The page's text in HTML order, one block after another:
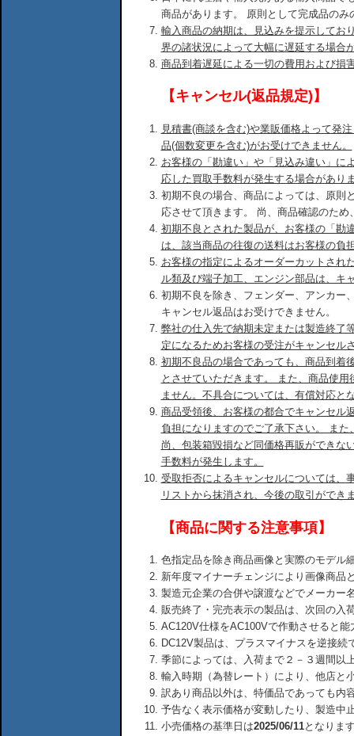
商品があります。 原則として完成品のみ
輸入商品の納期は、見込みを提示してお
界の諸状況によって大幅に遅延する場合
商品到着遅延による一切の費用および損
【キャンセル(返品規定)】
見積書(商談を含む)や業販価格よって発
品(個数変更を含む)がお受けできません。
お客様の「勘違い」や「見込み違い」に
応した買取手数料が発生する場合があり
初期不良の場合、商品によっては、原則
応させて頂きます。 尚、商品確認のた
初期不良とされた製品が、お客様の「勘
は、該当商品の往復の送料はお客様の負
お客様の指定によるオーダーカットされ
ル類及び端子加工、エンジン部品は、キ
初期不良を除き、フェンダー、アンカー
キャンセル返品はお受けできません。
弊社の仕入先で納期未定または製造終了
定になるためお客様の受注がキャンセル
初期不良品の場合であっても、商品到着
とさせていただきます。 また、商品使
ません。不具合については、有償対応と
商品受領後、お客様の都合でキャンセル
負担になりますのでご了承下さい。 ま
尚、包装箱毀損など同価格再販ができな
手数料が発生します。
受取拒否によるキャンセルについては、
リストから抹消され、今後の取引ができ
【商品に関する注意事項】
色指定品を除き商品画像と実際のモデル
新年度マイナーチェンジにより画像商品
製造元企業の合併や譲渡などでメーカー
販売終了・完売表示の製品は、次回の入
AC120V仕様をAC100Vで作動させると
DC12V製品は、プラスマイナスを逆接
季節によっては、入荷まで２－３週間以
輸入時期（為替レート）により、他店と
訳あり商品以外は、特価品であっても内
予告なく表示価格が変動したり、製造中
小売価格の基準日は2025/06/11となりま